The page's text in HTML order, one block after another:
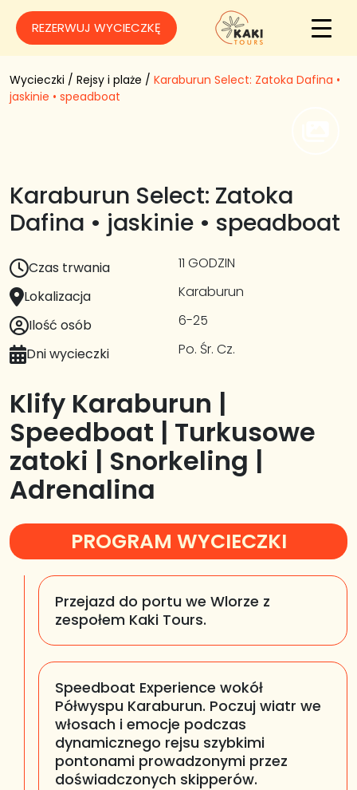
REZERWUJ WYCIECZKĘ
Wycieczki / Rejsy i plaże / Karaburun Select: Zatoka Dafina •
jaskinie • speadboat
Karaburun Select: Zatoka
Dafina • jaskinie • speadboat
Czas trwania
11 GODZIN
Lokalizacja
Karaburun
Ilość osób
6-25
Dni wycieczki
Po. Śr. Cz.
Klify Karaburun |
Speedboat | Turkusowe
zatoki | Snorkeling |
Adrenalina
PROGRAM WYCIECZKI
Przejazd do portu we Wlorze z
zespołem Kaki Tours.
Speedboat Experience wokół
Półwyspu Karaburun. Poczuj wiatr we
włosach i emocje podczas
dynamicznego rejsu szybkimi
pontonami prowadzonymi przez
doświadczonych skipperów.